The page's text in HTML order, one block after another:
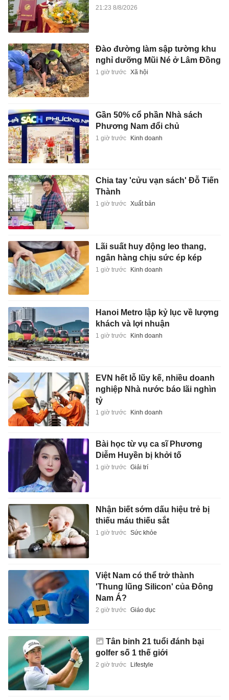
21:23 8/8/2026
Đào đường làm sập tường khu
nghỉ dưỡng Mũi Né ở Lâm Đồng
1 giờ trước Xã hội
Gần 50% cổ phần Nhà sách
Phương Nam đổi chủ
1 giờ trước Kinh doanh
Chia tay 'cửu vạn sách' Đỗ Tiến
Thành
1 giờ trước Xuất bản
Lãi suất huy động leo thang,
ngân hàng chịu sức ép kép
1 giờ trước Kinh doanh
Hanoi Metro lập kỷ lục về lượng
khách và lợi nhuận
1 giờ trước Kinh doanh
EVN hết lỗ lũy kế, nhiều doanh
nghiệp Nhà nước báo lãi nghìn
tỷ
1 giờ trước Kinh doanh
Bài học từ vụ ca sĩ Phương
Diễm Huyền bị khởi tố
1 giờ trước Giải trí
Nhận biết sớm dấu hiệu trẻ bị
thiếu máu thiếu sắt
1 giờ trước Sức khỏe
Việt Nam có thể trở thành
'Thung lũng Silicon' của Đông
Nam Á?
2 giờ trước Giáo dục
Tân binh 21 tuổi đánh bại
golfer số 1 thế giới
2 giờ trước Lifestyle